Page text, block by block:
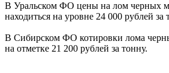
В Уральском ФО цены на лом черных
находиться на уровне 24 000 рублей за
В Сибирском ФО котировки лома
на отметке 21 200 рублей за тонну.